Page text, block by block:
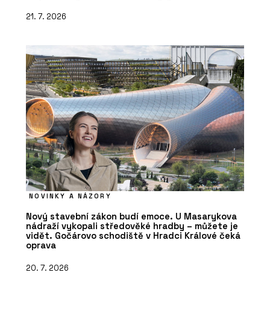
21. 7. 2026
NOVINKY A NÁZORY
Nový stavební zákon budí emoce. U Masarykova
nádraží vykopali středověké hradby – můžete je
vidět. Gočárovo schodiště v Hradci Králové čeká
oprava
20. 7. 2026